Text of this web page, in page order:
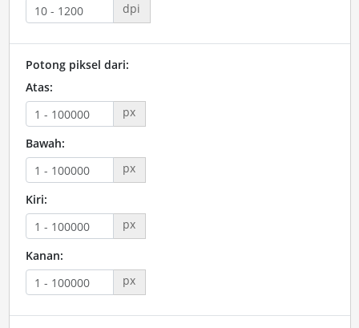
dpi
Potong piksel dari:
Atas:
px
Bawah:
px
Kiri:
px
Kanan:
px